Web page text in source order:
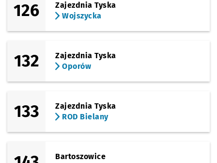
126
Zajezdnia Tyska
Wojszycka
132
Zajezdnia Tyska
Oporów
133
Zajezdnia Tyska
ROD Bielany
Bartoszowice